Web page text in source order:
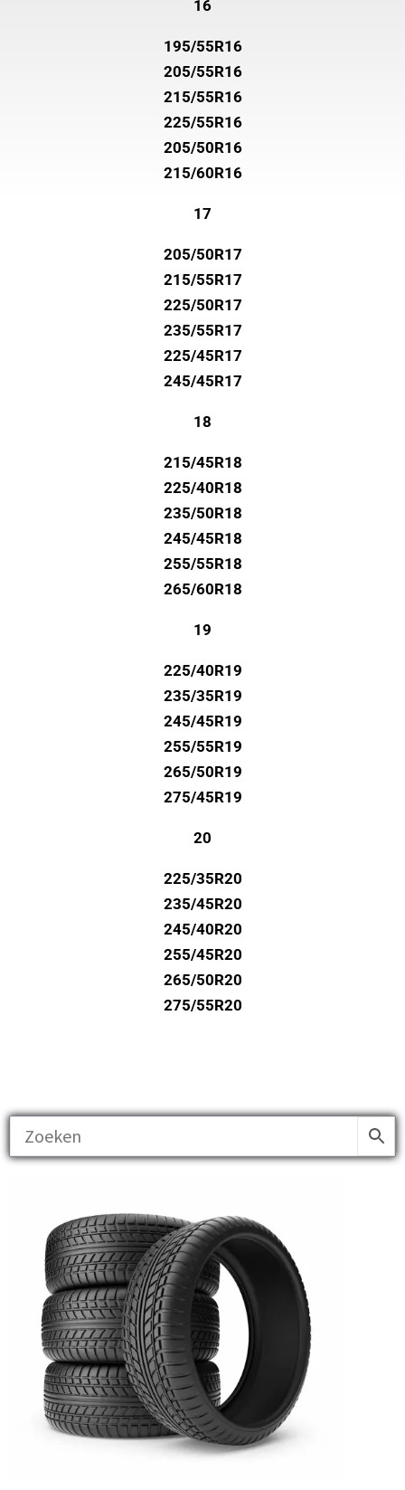
16
195/55R16
205/55R16
215/55R16
225/55R16
205/50R16
215/60R16
17
205/50R17
215/55R17
225/50R17
235/55R17
225/45R17
245/45R17
18
215/45R18
225/40R18
235/50R18
245/45R18
255/55R18
265/60R18
19
225/40R19
235/35R19
245/45R19
255/55R19
265/50R19
275/45R19
20
225/35R20
235/45R20
245/40R20
255/45R20
265/50R20
275/55R20